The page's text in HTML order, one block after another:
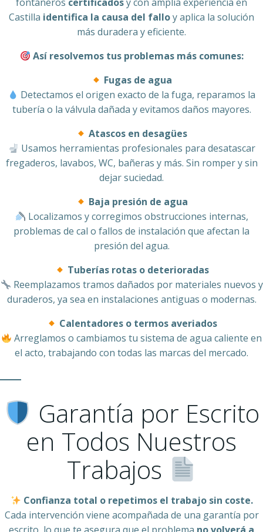
Castilla identifica la causa del falloy aplica la solución
más duradera y eficiente.
Así resolvemos tus problemas más comunes:
Fugas de agua
Detectamos el origen exacto de la fuga, reparamos la
tubería o la válvula dañada y evitamos daños mayores.
Atascos en desagües
Usamos herramientas profesionales para desatascar
fregaderos, lavabos, WC, bañeras y más. Sin romper y sin
dejar suciedad.
Baja presión de agua
Localizamos y corregimos obstrucciones internas,
problemas de cal o fallos de instalación que afectan la
presión del agua.
Tuberías rotas o deterioradas
Reemplazamos tramos dañados por materiales nuevos y
duraderos, ya sea en instalaciones antiguas o modernas.
Calentadores o termos averiados
Arreglamos o cambiamos tu sistema de agua caliente en
el acto, trabajando con todas las marcas del mercado.
Garantía por Escrito
en Todos Nuestros
Trabajos
Confianza total o repetimos el trabajo sin coste.
Cada intervención viene acompañada de una garantía por